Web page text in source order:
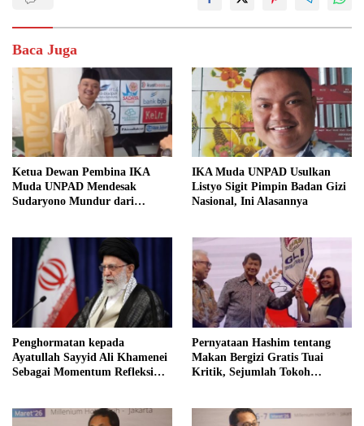
Baca Juga
Ketua Dewan Pembina IKA
Muda UNPAD Mendesak
Sudaryono Mundur dari
Independensi Badan Gizi
Nasional
IKA Muda UNPAD Usulkan
Listyo Sigit Pimpin Badan Gizi
Nasional, Ini Alasannya
Penghormatan kepada
Ayatullah Sayyid Ali Khamenei
Sebagai Momentum Refleksi
bagi Indonesia
Pernyataan Hashim tentang
Makan Bergizi Gratis Tuai
Kritik, Sejumlah Tokoh